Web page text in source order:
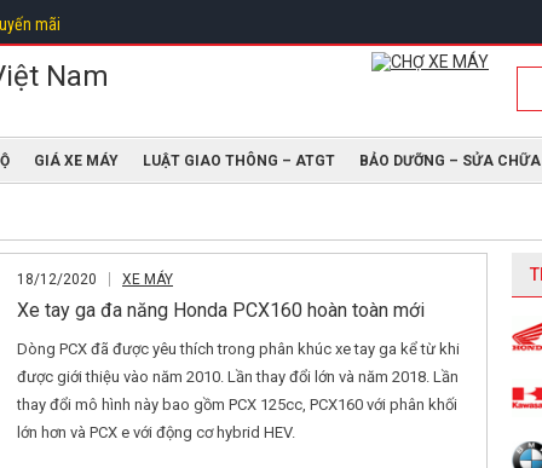
mãi
GIÁ XE MÁY LUẬT GIAO THÔNG – ATGT BẢO DƯỠNG – SỬA CHỮA
18/12/2020 XE MÁY
Xe tay ga đa năng Honda PCX160 hoàn toàn mới
Dòng PCX đã được yêu thích trong phân khúc xe tay ga kể từ khi
được giới thiệu vào năm 2010. Lần thay đổi lớn và năm 2018. Lần
thay đổi mô hình này bao gồm PCX 125cc, PCX160 với phân khối
lớn hơn và PCX e với động cơ hybrid HEV.